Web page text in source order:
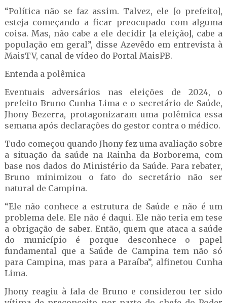
“Política não se faz assim. Talvez, ele [o prefeito],
esteja começando a ficar preocupado com alguma
coisa. Mas, não cabe a ele decidir [a eleição], cabe a
população em geral”, disse Azevêdo em entrevista à
MaisTV, canal de vídeo do Portal MaisPB.
Entenda a polêmica
Eventuais adversários nas eleições de 2024, o
prefeito Bruno Cunha Lima e o secretário de Saúde,
Jhony Bezerra, protagonizaram uma polêmica essa
semana após declarações do gestor contra o médico.
Tudo começou quando Jhony fez uma avaliação sobre
a situação da saúde na Rainha da Borborema, com
base nos dados do Ministério da Saúde. Para rebater,
Bruno minimizou o fato do secretário não ser
natural de Campina.
“Ele não conhece a estrutura de Saúde e não é um
problema dele. Ele não é daqui. Ele não teria em tese
a obrigação de saber. Então, quem que ataca a saúde
do município é porque desconhece o papel
fundamental que a Saúde de Campina tem não só
para Campina, mas para a Paraíba”, alfinetou Cunha
Lima.
Jhony reagiu à fala de Bruno e considerou ter sido